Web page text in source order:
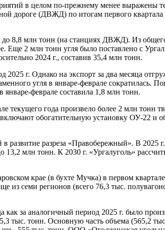
в целом по-прежнему менее выражены
дороге (ДВЖД) по итогам первого квартала
до 8,8 млн тонн (на станциях ДВЖД). Из
Еще 2 млн тонн угля было поставлено с
2024 г., составив 35,4 млн тонн.
г. Однако на экспорт за два месяца
угля в январе-феврале сократилась.
январе-феврале составила 1,8 млн тонн.
года произвело более 2 млн тонн
обогатительную установку ОУ-22 и
разреза «Правобережный». В 2025
млн тонн. К 2030 г. «Ургалуголь»
крае (в бухте Мучка) в первом квартале
из семи регионов (всего 76,3 тыс.
как за аналогичный период 2025 г. было
тыс. тонн. Основную часть объема (565,2